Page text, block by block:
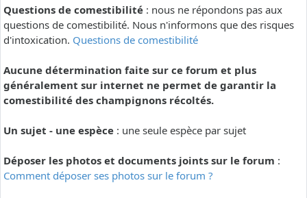
Questions de comestibilité : nous ne répondons pas aux
questions de comestibilité. Nous n'informons que des risques
d'intoxication. Questions de comestibilité
Aucune détermination faite sur ce forum et plus
généralement sur internet ne permet de garantir la
comestibilité des champignons récoltés.
Un sujet - une espèce : une seule espèce par sujet
Déposer les photos et documents joints sur le forum :
Comment déposer ses photos sur le forum ?